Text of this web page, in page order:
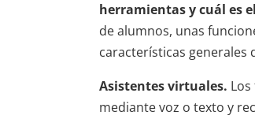
herramientas y cuál es
de alumnos, unas
características generales
Asistentes virtuales.
mediante voz o texto y